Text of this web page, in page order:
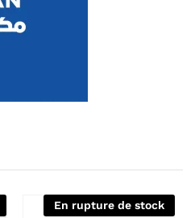
En rupture de stock